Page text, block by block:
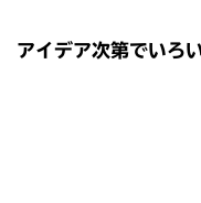
アイデア次第でいろ